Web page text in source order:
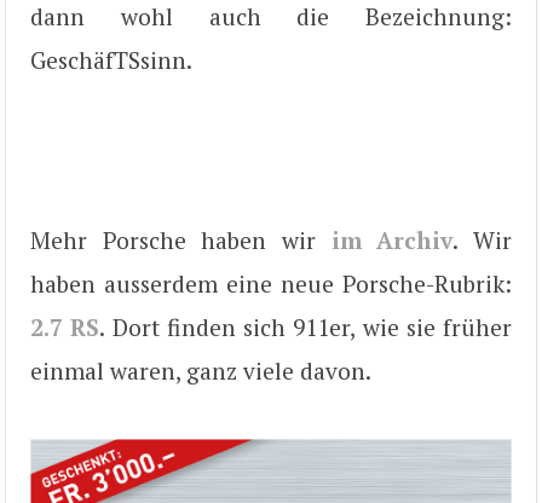
dann wohl auch die Bezeichnung:
GeschäfTSsinn.
Mehr Porsche haben wir im Archiv. Wir
haben ausserdem eine neue Porsche-Rubrik:
2.7 RS. Dort finden sich 911er, wie sie früher
einmal waren, ganz viele davon.